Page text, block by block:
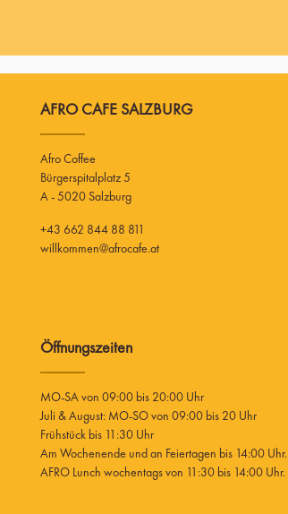
AFRO CAFE SALZBURG
Afro Coffee
Bürgerspitalplatz 5
A - 5020 Salzburg
+43 662 844 88 811
willkommen@afrocafe.at
Öffnungszeiten
MO-SA von 09:00 bis 20:00 Uhr
Juli & August: MO-SO von 09:00 bis 20 Uhr
Frühstück bis 11:30 Uhr
Am Wochenende und an Feiertagen bis 14:00 Uhr.
AFRO Lunch wochentags von 11:30 bis 14:00 Uhr.